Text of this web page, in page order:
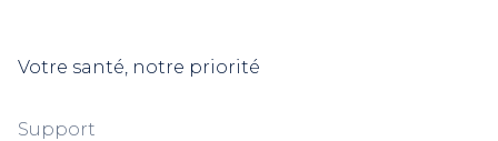
Votre santé, notre priorité
Support